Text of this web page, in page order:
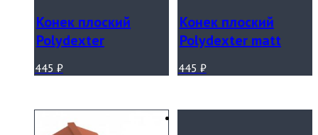
Конек плоский
Polydexter
445 ₽
Конек плоский
Polydexter matt
445 ₽